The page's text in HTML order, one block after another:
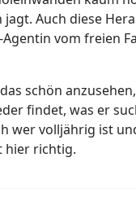
jagt. Auch diese
vom freien
schön
findet, was er
wer volljährig ist
hier richtig.